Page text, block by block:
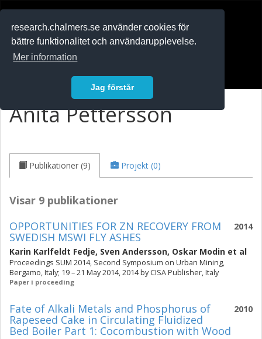
research.chalmers.se använder cookies för
bättre funktionalitet och användarupplevelse.
Mer information
Jag förstår
Anita Pettersson
Publikationer (9) Projekt (0)
Visar 9 publikationer
2014
OPPORTUNITIES FOR ZN RECOVERY FROM
SWEDISH MSWI FLY ASHES
Karin Karlfeldt Fedje, Sven Andersson, Oskar Modin et al
Proceedings SUM 2014, Second Symposium on Urban Mining,
Bergamo, Italy; 19 – 21 May 2014, 2014 by CISA Publisher, Italy
Paper i proceeding
2010
Fate of Alkali Metals and Phosphorus of
Rapeseed Cake in Circulating Fluidized
Bed Boiler Part 1: Cocombustion with Wood